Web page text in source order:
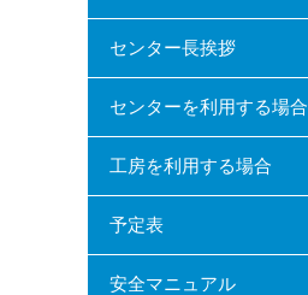
センター長挨拶
センターを利用する場合
工房を利用する場合
予定表
安全マニュアル